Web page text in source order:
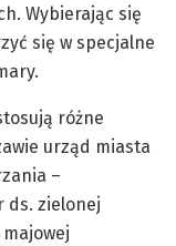
Wybierając się
się w specjalne
różne
urząd miasta
–
ds. zielonej